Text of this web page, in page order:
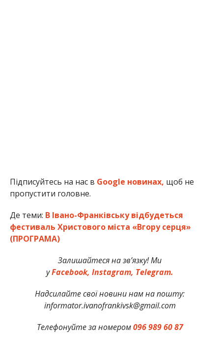
Підписуйтесь на нас в Google новинах, щоб не
пропустити головне.
Де теми: В Івано-Франківську відбудеться
фестиваль Христового міста «Вгору серця»
(ПРОГРАМА)
Залишайтеся на зв’язку! Ми
уFacebook, Instagram, Telegram.
Надсилайте свої новини нам на пошту:
informator.ivanofrankivsk@gmail.com
Телефонуйте за номером096 989 60 87